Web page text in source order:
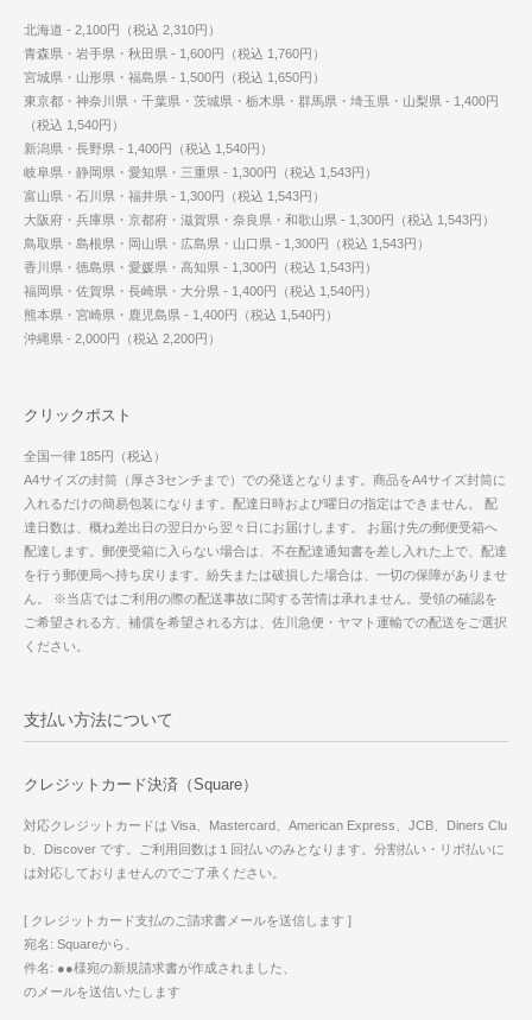
北海道 - 2,100円（税込 2,310円）
青森県・岩手県・秋田県 - 1,600円（税込 1,760円）
宮城県・山形県・福島県 - 1,500円（税込 1,650円）
東京都・神奈川県・千葉県・茨城県・栃木県・群馬県・埼玉県・山梨県 - 1,400円
（税込 1,540円）
新潟県・長野県 - 1,400円（税込 1,540円）
岐阜県・静岡県・愛知県・三重県 - 1,300円（税込 1,543円）
富山県・石川県・福井県 - 1,300円（税込 1,543円）
大阪府・兵庫県・京都府・滋賀県・奈良県・和歌山県 - 1,300円（税込 1,543円）
鳥取県・島根県・岡山県・広島県・山口県 - 1,300円（税込 1,543円）
香川県・徳島県・愛媛県・高知県 - 1,300円（税込 1,543円）
福岡県・佐賀県・長崎県・大分県 - 1,400円（税込 1,540円）
熊本県・宮崎県・鹿児島県 - 1,400円（税込 1,540円）
沖縄県 - 2,000円（税込 2,200円）
クリックポスト
全国一律 185円（税込）
A4サイズの封筒（厚さ3センチまで）での発送となります。商品をA4サイズ封筒に
入れるだけの簡易包装になります。配達日時および曜日の指定はできません。 配
達日数は、概ね差出日の翌日から翌々日にお届けします。 お届け先の郵便受箱へ
配達します。郵便受箱に入らない場合は、不在配達通知書を差し入れた上で、配達
を行う郵便局へ持ち戻ります。紛失または破損した場合は、一切の保障がありませ
ん。 ※当店ではご利用の際の配送事故に関する苦情は承れません。受領の確認を
ご希望される方、補償を希望される方は、佐川急便・ヤマト運輸での配送をご選択
ください。
支払い方法について
クレジットカード決済（Square）
対応クレジットカードは Visa、Mastercard、American Express、JCB、Diners Clu
b、Discover です。ご利用回数は１回払いのみとなります。分割払い・リボ払いに
は対応しておりませんのでご了承ください。
[ クレジットカード支払のご請求書メールを送信します ]
宛名: Squareから、
件名: ●●様宛の新規請求書が作成されました、
のメールを送信いたします